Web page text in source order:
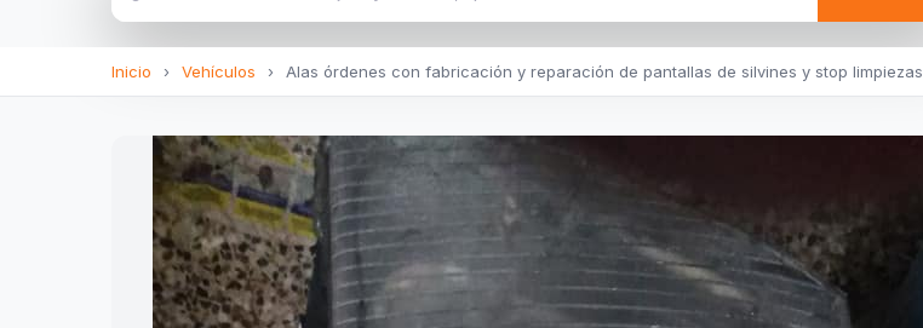
Inicio › Vehículos › Alas órdenes con fabricación y reparación de pantallas de silvines y stop limpiezas